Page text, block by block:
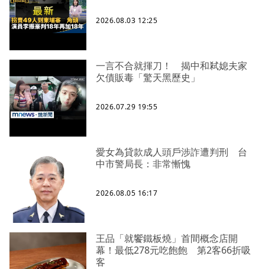
2026.08.03 12:25
一言不合就揮刀！ 揭中和弒媳夫家
欠債販毒「驚天黑歷史」
2026.07.29 19:55
愛女為貸款成人頭戶涉詐遭判刑 台
中市警局長：非常慚愧
2026.08.05 16:17
王品「就饗鐵板燒」首間概念店開
幕！最低278元吃飽飽 第2客66折吸
客